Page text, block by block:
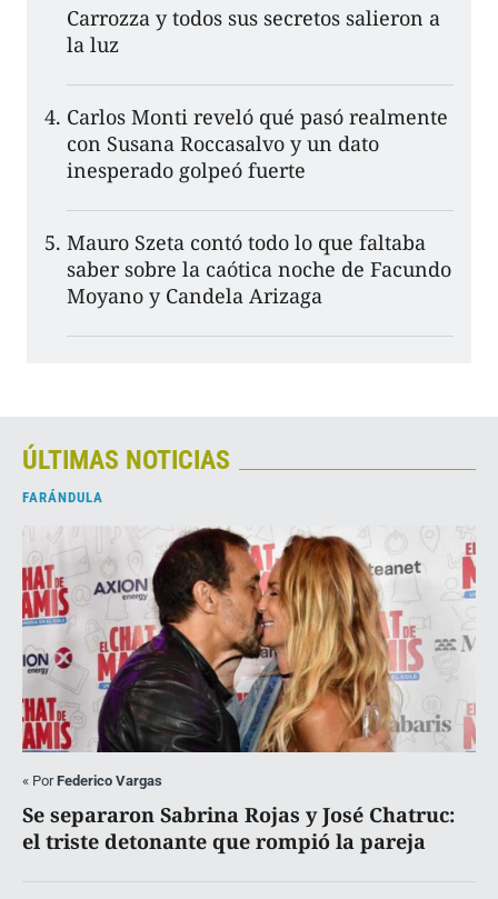
Carrozza y todos sus secretos salieron a
la luz
Carlos Monti reveló qué pasó realmente
con Susana Roccasalvo y un dato
inesperado golpeó fuerte
Mauro Szeta contó todo lo que faltaba
saber sobre la caótica noche de Facundo
Moyano y Candela Arizaga
ÚLTIMAS NOTICIAS
FARÁNDULA
« PorFederico Vargas
Se separaron Sabrina Rojas y José Chatruc:
el triste detonante que rompió la pareja